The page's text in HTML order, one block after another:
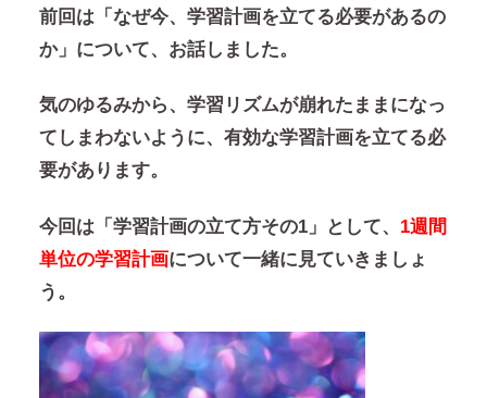
前回は「なぜ今、学習計画を立てる必要があるの
か」について、お話しました。
気のゆるみから、学習リズムが崩れたままになっ
てしまわないように、有効な学習計画を立てる必
要があります。
今回は「学習計画の立て方その1」として、 1週間
単位の学習計画について一緒に見ていきましょ
う。